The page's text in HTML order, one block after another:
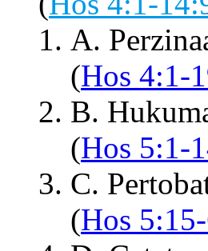
A.
(Hos 4:1-
B.
(Hos 5:1-
C.
(Hos